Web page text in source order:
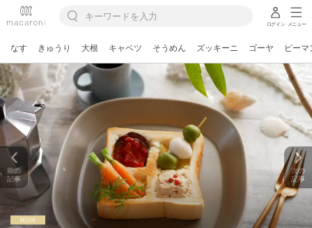
ログイン メニュー
なす きゅうり 大根 キャベツ そうめん ズッキーニ ゴーヤ ピーマ
前の
記事
次の
記事